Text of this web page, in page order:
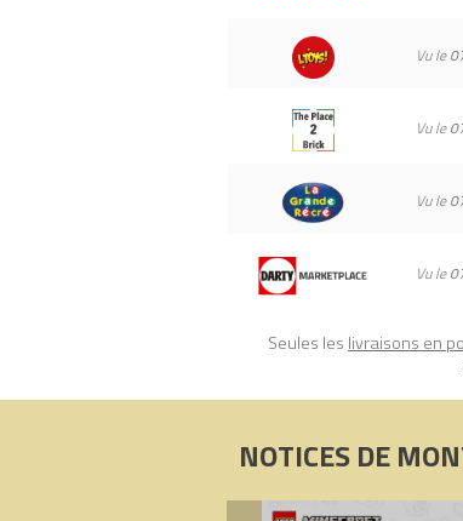
Vu le
Vu le
Vu le
Vu le
Seules les livraisons en
NOTICES DE